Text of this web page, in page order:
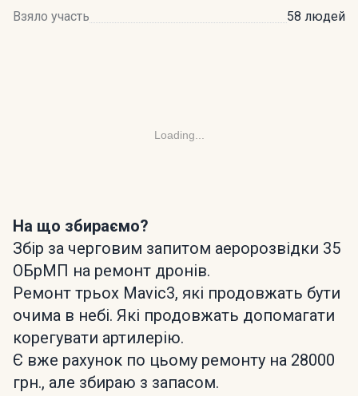
Взяло участь
58 людей
Loading...
На що збираємо?
Збір за черговим запитом аеророзвідки 35
ОБрМП на ремонт дронів.
Ремонт трьох Mavic3, які продовжать бути
очима в небі. Які продовжать допомагати
корегувати артилерію.
Є вже рахунок по цьому ремонту на 28000
грн., але збираю з запасом.